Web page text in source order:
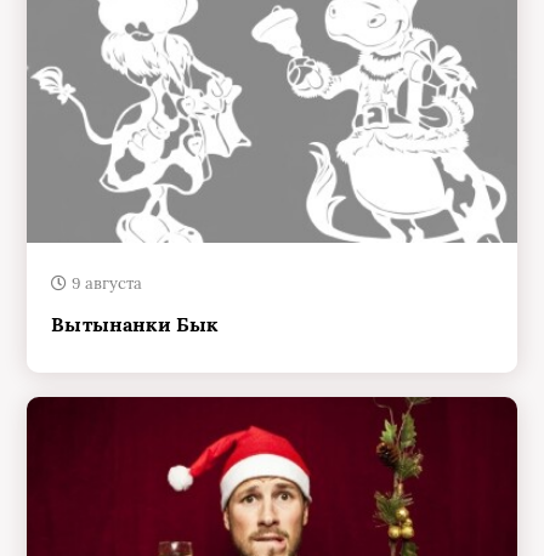
9 августа
Вытынанки Бык